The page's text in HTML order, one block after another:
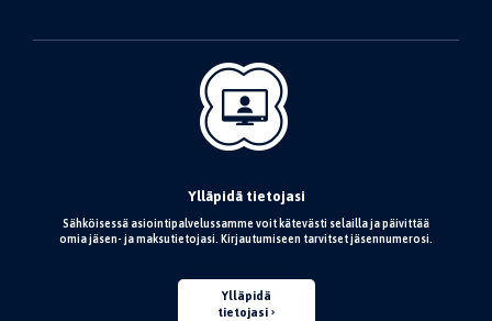
Ylläpidä tietojasi
Sähköisessä asiointipalvelussamme voit kätevästi selailla ja päivittää
omia jäsen- ja maksutietojasi. Kirjautumiseen tarvitset jäsennumerosi.
Ylläpidä
tietojasi